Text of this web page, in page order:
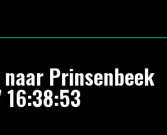
Prinsenbeek